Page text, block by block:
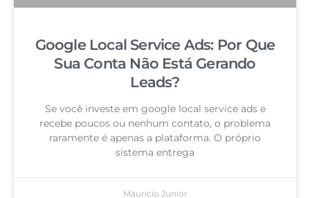
Google Local Service Ads: Por Que
Sua Conta Não Está Gerando
Leads?
Se você investe em google local service ads e
recebe poucos ou nenhum contato, o problema
raramente é apenas a plataforma. O próprio
sistema entrega
Mauricio Junior